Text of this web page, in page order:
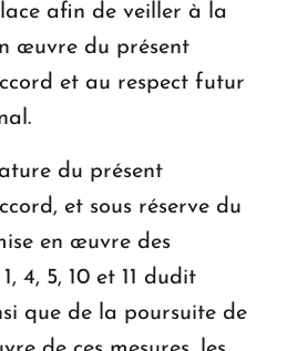
afin de veiller à la
œuvre du présent
et au respect futur
du présent
et sous réserve du
en œuvre des
4, 5, 10 et 11 dudit
que de la poursuite de